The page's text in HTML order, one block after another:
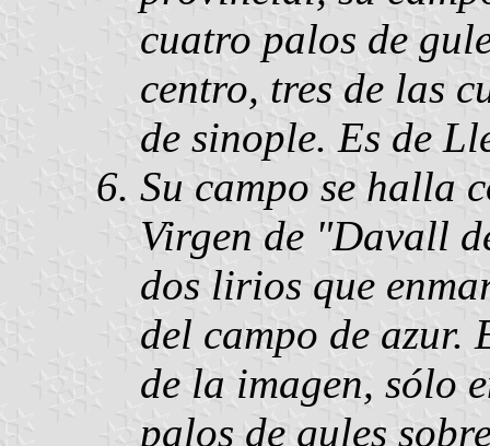
cuatro palos de
centro, tres de las
de sinople. Es de
Su campo se halla
Virgen de "Davall
dos lirios que
del campo de
de la imagen, sólo
palos de gules